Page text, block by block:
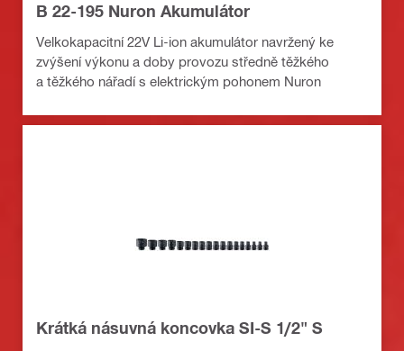
B 22-195 Nuron Akumulátor
Velkokapacitní 22V Li-ion akumulátor navržený ke
zvýšení výkonu a doby provozu středně těžkého
a těžkého nářadí s elektrickým pohonem Nuron
Krátká násuvná koncovka SI-S 1/2" S